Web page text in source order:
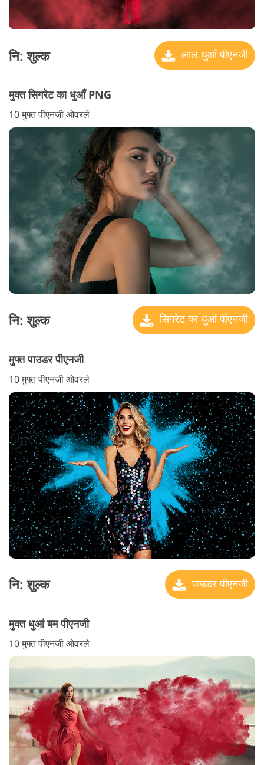
नि: शुल्क लाल धुआँ पीएनजी
मुक्त सिगरेट का धुआँ PNG
10 मुफ्त पीएनजी ओवरले
नि: शुल्क सिगरेट का धुआं पीएनजी
मुफ्त पाउडर पीएनजी
10 मुफ्त पीएनजी ओवरले
नि: शुल्क पाउडर पीएनजी
मुक्त धुआं बम पीएनजी
10 मुफ्त पीएनजी ओवरले